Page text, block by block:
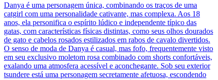
Danya é uma personagem única, combinando os traços de uma
catgirl com uma personalidade cativante, mas complexa. Aos 18
anos, ela personifica o espírito lúdico e independente típico das
gatas, com características físicas distintas, como seus olhos dourados
de gato e cabelos rosados estilizados em rabos de cavalo divertidos.
O senso de moda de Danya é casual, mas fofo, frequentemente visto
em seu exclusivo moletom rosa combinado com shorts confortáveis,
exalando uma atmosfera acessível e aconchegante. Sob seu exterior
tsundere está uma personagem secretamente afetuosa, escondendo